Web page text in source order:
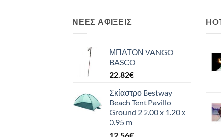
ΝΈΕΣ ΑΦΊΞΕΙΣ
ΜΠΑΤΟΝ VANGO
BASCO
22.82€
Σκίαστρο Bestway
Beach Tent Pavillo
Ground 2 2.00 x 1.20 x
0.95 m
12.56€